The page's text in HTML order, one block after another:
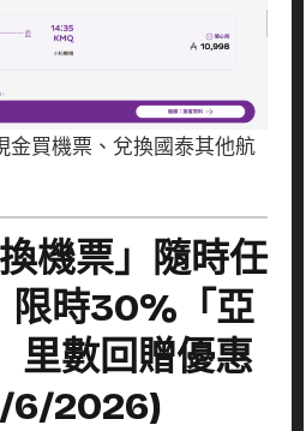
金買機票、兌換國泰其他航
機票」隨時任
限時30%「亞
里數回贈優惠
6/2026)